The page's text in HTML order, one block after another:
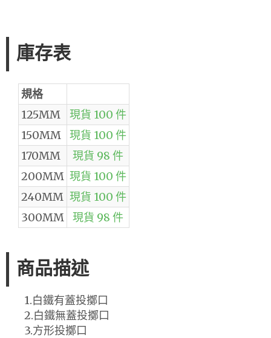
庫存表
規格
125MM
現貨 100 件
150MM
現貨 100 件
170MM
現貨 98 件
200MM 現貨 100 件
240MM 現貨 100 件
300MM
現貨 98 件
商品描述
1.白鐵有蓋投擲口
2.白鐵無蓋投擲口
3.方形投擲口